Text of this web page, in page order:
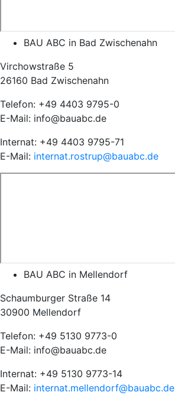
BAU ABC in Bad Zwischenahn
Virchowstraße 5
26160 Bad Zwischenahn
Telefon: +49 4403 9795-0
E-Mail: info@bauabc.de
Internat: +49 4403 9795-71
E-Mail: internat.rostrup@bauabc.de
BAU ABC in Mellendorf
Schaumburger Straße 14
30900 Mellendorf
Telefon: +49 5130 9773-0
E-Mail: info@bauabc.de
Internat: +49 5130 9773-14
E-Mail: internat.mellendorf@bauabc.de